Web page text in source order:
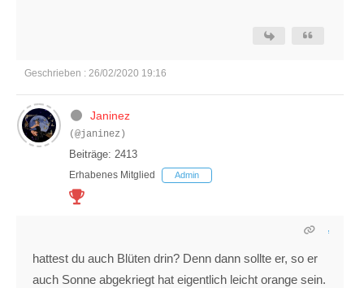
Geschrieben : 26/02/2020 19:16
Janinez
(@janinez)
Beiträge: 2413
Erhabenes Mitglied Admin
hattest du auch Blüten drin? Denn dann sollte er, so er
auch Sonne abgekriegt hat eigentlich leicht orange sein.